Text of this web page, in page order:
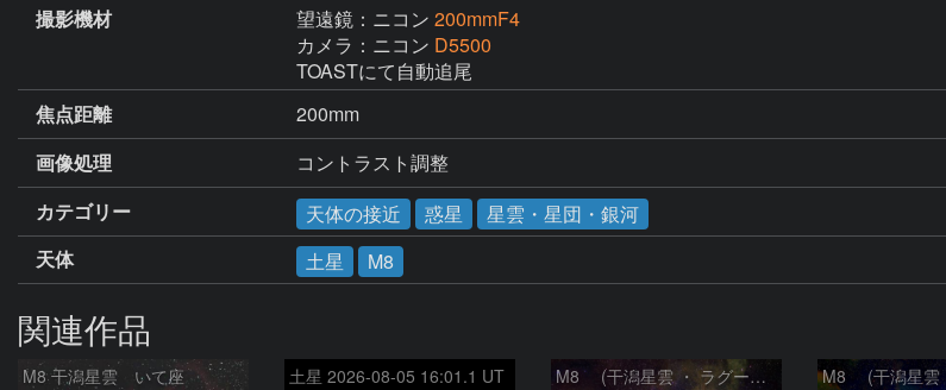
撮影機材
望遠鏡：ニコン 200mmF4
カメラ：ニコン D5500
TOASTにて自動追尾
焦点距離
200mm
画像処理
コントラスト調整
カテゴリー
天体の接近 惑星
星雲・星団・銀河
天体
土星 M8
関連作品
M8 干潟星雲 いて座 土星 2026-08-05 16:01.1 UT M8 (干潟星雲 ・ ラグーン（Lagoon）星雲)